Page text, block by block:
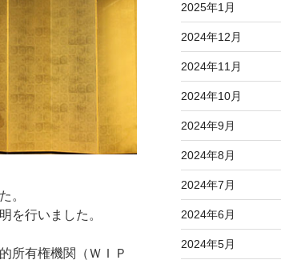
。
を行いました。
所有権機関（ＷＩＰ
2025年1月
2024年12月
2024年11月
2024年10月
2024年9月
2024年8月
2024年7月
2024年6月
2024年5月